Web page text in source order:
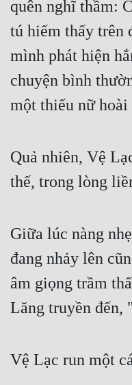
Điềm Đạm
quên nghĩ thầm:
tú hiếm thấy trên
mình phát hiện
chuyện bình
một thiếu nữ hoài
Quả nhiên, Vệ
thế, trong lòng
Giữa lúc nàng
đang nhảy lên
âm giọng trầm
Lăng truyền đến,
Vệ Lạc run một